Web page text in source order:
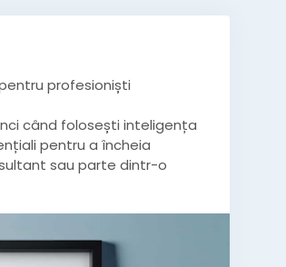
profesioniști
când folosești inteligența
pentru a încheia
sau parte dintr-o
cu-ai/